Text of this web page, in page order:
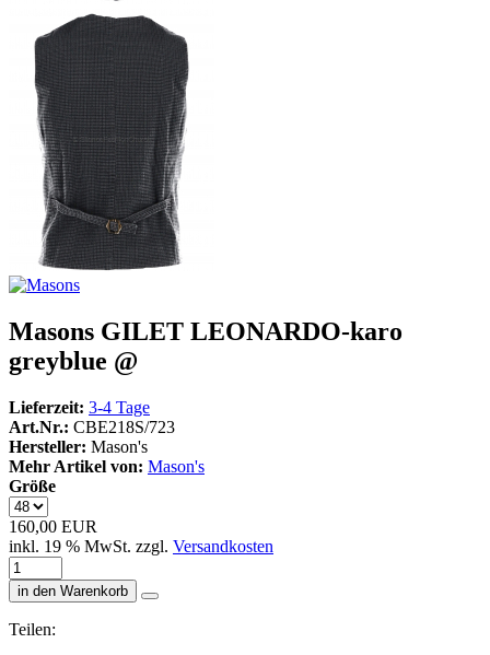
Masons GILET LEONARDO-karo
greyblue @
Lieferzeit: 3-4 Tage
Art.Nr.: CBE218S/723
Hersteller: Mason's
Mehr Artikel von: Mason's
Größe
160,00 EUR
inkl. 19 % MwSt. zzgl. Versandkosten
in den Warenkorb
Teilen: